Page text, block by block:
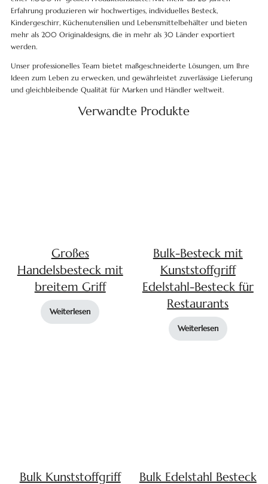
Erfahrung produzieren wir hochwertiges, individuelles Besteck,
Kindergeschirr, Küchenutensilien und Lebensmittelbehälter und bieten
mehr als 200 Originaldesigns, die in mehr als 30 Länder exportiert
werden.
Unser professionelles Team bietet maßgeschneiderte Lösungen, um Ihre
Ideen zum Leben zu erwecken, und gewährleistet zuverlässige Lieferung
und gleichbleibende Qualität für Marken und Händler weltweit.
Verwandte Produkte
Großes
Handelsbesteck mit
breitem Griff
Weiterlesen
Bulk-Besteck mit
Kunststoffgriff
Edelstahl-Besteck für
Restaurants
Weiterlesen
Bulk Kunststoffgriff Bulk Edelstahl Besteck